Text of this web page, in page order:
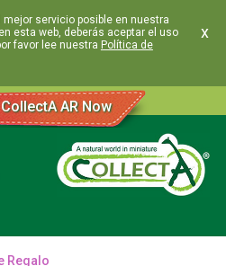
servicio posible en nuestra
esta web, deberás aceptar el uso
favor lee nuestra Política de
x
AR Now
Regalo